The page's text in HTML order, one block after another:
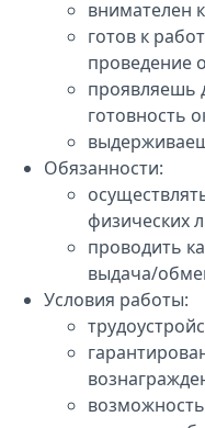
внимателен
готов к
проведение
проявляешь
готовность
Обязанности:
физических
проводить
выдача/
Условия работы: